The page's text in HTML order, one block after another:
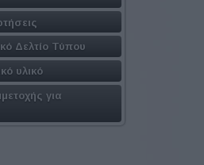
Δελτίο Τύπου
υλικό
για